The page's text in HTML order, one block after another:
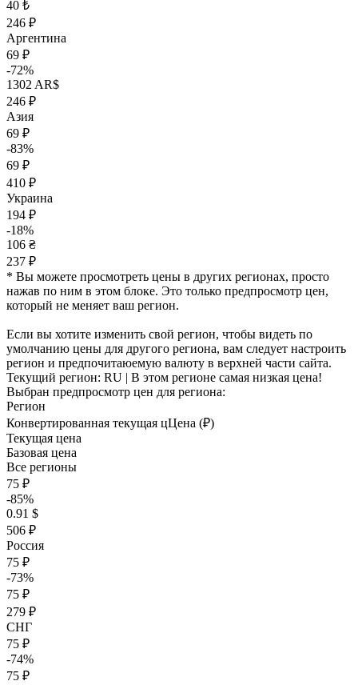
40 ₺
246 ₽
Аргентина
69 ₽
-72%
1302 AR$
246 ₽
Азия
69 ₽
-83%
69 ₽
410 ₽
Украина
194 ₽
-18%
106 ₴
237 ₽
* Вы можете просмотреть цены в других регионах, просто
нажав по ним в этом блоке. Это только предпросмотр цен,
который не меняет ваш регион.
Если вы хотите изменить свой регион, чтобы видеть по
умолчанию цены для другого региона, вам следует настроить
регион и предпочитаюемую валюту в верхней части сайта.
Текущий регион: RU | В этом регионе самая низкая цена!
Выбран предпросмотр цен для региона:
Регион
Конвертированная текущая цЦена (₽)
Текущая цена
Базовая цена
Все регионы
75 ₽
-85%
0.91 $
506 ₽
Россия
75 ₽
-73%
75 ₽
279 ₽
СНГ
75 ₽
-74%
75 ₽